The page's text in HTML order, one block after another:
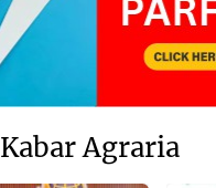
Kabar Agraria